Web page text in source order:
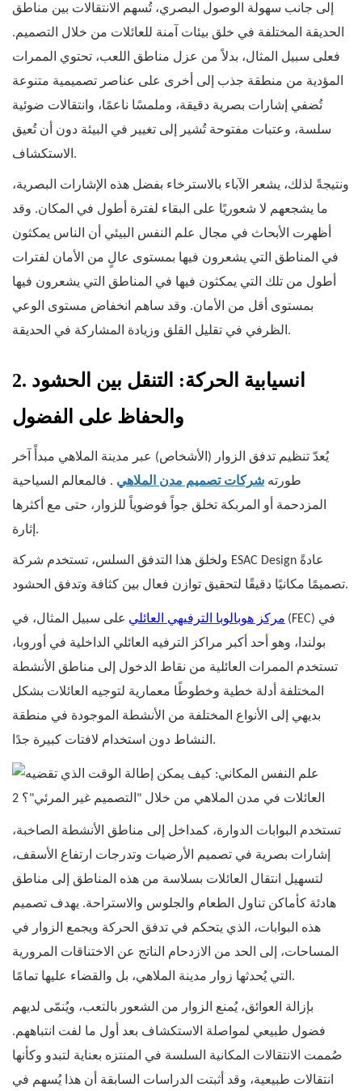
إلى جانب سهولة الوصول البصري، تُسهم الانتقالات بين مناطق
الحديقة المختلفة في خلق بيئات آمنة للعائلات من خلال التصميم.
فعلى سبيل المثال، بدلاً من عزل مناطق اللعب، تحتوي الممرات
المؤدية من منطقة جذب إلى أخرى على عناصر تصميمية متنوعة
تُضفي إشارات بصرية دقيقة، وملمسًا ناعمًا، وانتقالات ضوئية
سلسة، وعتبات مفتوحة تُشير إلى تغيير في البيئة دون أن تُعيق
الاستكشاف.
ونتيجةً لذلك، يشعر الآباء بالاسترخاء بفضل هذه الإشارات البصرية،
ما يشجعهم لا شعوريًا على البقاء لفترة أطول في المكان. وقد
أظهرت الأبحاث في مجال علم النفس البيئي أن الناس يمكثون
في المناطق التي يشعرون فيها بمستوى عالٍ من الأمان لفترات
أطول من تلك التي يمكثون فيها في المناطق التي يشعرون فيها
بمستوى أقل من الأمان. وقد ساهم انخفاض مستوى الوعي
الظرفي في تقليل القلق وزيادة المشاركة في الحديقة.
2. انسيابية الحركة: التنقل بين الحشود
والحفاظ على الفضول
يُعدّ تنظيم تدفق الزوار (الأشخاص) عبر مدينة الملاهي مبدأً آخر
طورته شركات تصميم مدن الملاهي . فالمعالم السياحية
المزدحمة أو المربكة تخلق جواً فوضوياً للزوار، حتى مع أكثرها
إثارة.
ولخلق هذا التدفق السلس، تستخدم شركة ESAC Design عادةً
تصميمًا مكانيًا دقيقًا لتحقيق توازن فعال بين كثافة وتدفق الحشود.
على سبيل المثال، في مركز هوبالوبا الترفيهي العائلي (FEC) في
بولندا، وهو أحد أكبر مراكز الترفيه العائلي الداخلية في أوروبا،
تستخدم الممرات العائلية من نقاط الدخول إلى مناطق الأنشطة
المختلفة أدلة خطية وخطوطًا معمارية لتوجيه العائلات بشكل
بديهي إلى الأنواع المختلفة من الأنشطة الموجودة في منطقة
النشاط دون استخدام لافتات كبيرة جدًا.
تستخدم البوابات الدوارة، كمداخل إلى مناطق الأنشطة الصاخبة،
إشارات بصرية في تصميم الأرضيات وتدرجات ارتفاع الأسقف،
لتسهيل انتقال العائلات بسلاسة من هذه المناطق إلى مناطق
هادئة كأماكن تناول الطعام والجلوس والاستراحة. يهدف تصميم
هذه البوابات، الذي يتحكم في تدفق الحركة ويجمع الزوار في
المساحات، إلى الحد من الازدحام الناتج عن الاختناقات المرورية
التي يُحدثها زوار مدينة الملاهي، بل والقضاء عليها تمامًا.
بإزالة العوائق، يُمنع الزوار من الشعور بالتعب، ويُنمّى لديهم
فضول طبيعي لمواصلة الاستكشاف بعد أول ما لفت انتباههم.
صُممت الانتقالات المكانية السلسة في المنتزه بعناية لتبدو وكأنها
انتقالات طبيعية، وقد أثبتت الدراسات السابقة أن هذا يُسهم في